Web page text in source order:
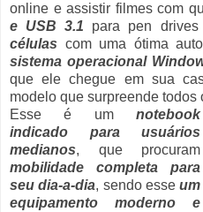
online e assistir filmes com
e USB 3.1 para pen drives
células com uma ótima
sistema operacional
que ele chegue em sua
modelo que surpreende todos
Esse é um notebook
indicado para usuários
medianos, que procuram
mobilidade completa para
seu dia-a-dia, sendo esse um
equipamento moderno e